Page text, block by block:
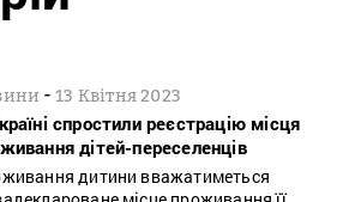
-13 Квітня 2023
спростили реєстрацію місця
дітей-переселенців
дитини вважатиметься